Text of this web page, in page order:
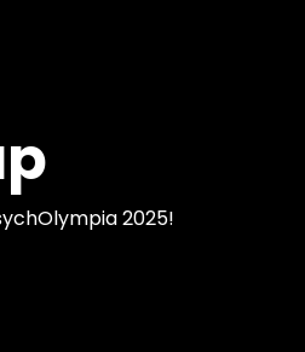
2025!